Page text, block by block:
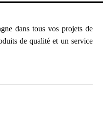
dans tous vos projets de
de qualité et un service